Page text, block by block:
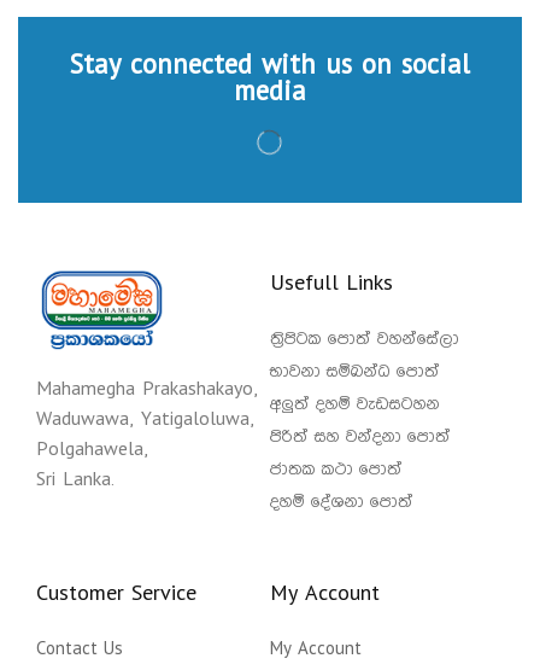
Stay connected with us on social
media
Mahamegha Prakashakayo,
Waduwawa, Yatigaloluwa,
Polgahawela,
Sri Lanka.
Usefull Links
ත්‍රිපිටක පොත් වහන්සේලා
භාවනා සම්බන්ධ පොත්
අලුත් දහම් වැඩසටහන
පිරිත් සහ වන්දනා පොත්
ජාතක කථා පොත්
දහම් දේශනා පොත්
Customer Service
Contact Us
My Account
My Account